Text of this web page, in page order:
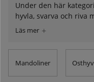
Under den här
hyvla, svarva och riva
grönsakssvarv kan du
och med osthyvlar
inte, vi ville bara se
Mandoliner